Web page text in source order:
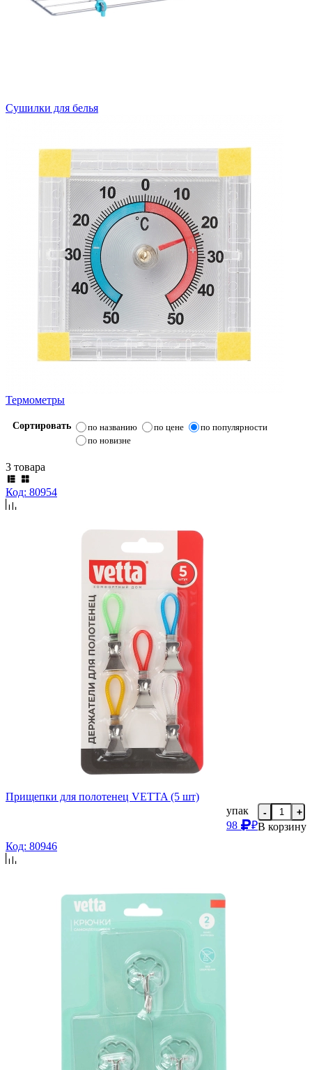
Сушилки для белья
Термометры
Сортировать по названию по цене
по популярности
по новизне
3 товара
Код: 80954
Прищепки для полотенец VETTA (5 шт)
упак
98
₽
- +
В корзину
Код: 80946